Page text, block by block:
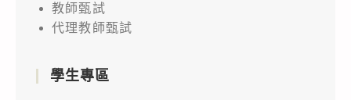
教師甄試
代理教師甄試
學生專區